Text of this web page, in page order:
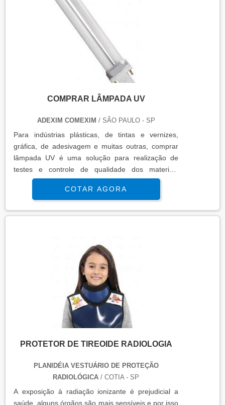
COMPRAR LÂMPADA UV
ADEXIM COMEXIM / SÃO PAULO - SP
Para indústrias plásticas, de tintas e vernizes,
gráfica, de adesivagem e muitas outras, comprar
lâmpada UV é uma solução para realização de
testes e controle de qualidade dos materiais
produzidos, uma vez que as lâmpadas UV simulam
as condições dos raios solares, o qual os materiais
serão expostos e assim, é possível dimensionar a
durabilidade do material nessas condições. Entre
COTAR AGORA
PROTETOR DE TIREOIDE RADIOLOGIA
PLANIDÉIA VESTUÁRIO DE PROTEÇÃO
RADIOLÓGICA / COTIA - SP
A exposição à radiação ionizante é prejudicial a
saúde, alguns órgãos são mais sensíveis e por isso